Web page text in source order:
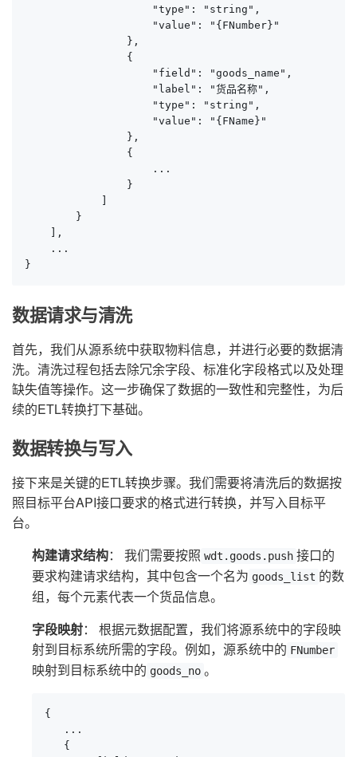
                    "type": "string",
                    "value": "{FNumber}"
                },
                {
                    "field": "goods_name",
                    "label": "货品名称",
                    "type": "string",
                    "value": "{FName}"
                },
                {
                    ...
                }
            ]
        }
    ],
    ...
}
数据请求与清洗
首先，我们从源系统中获取物料信息，并进行必要的数据清
洗。清洗过程包括去除冗余字段、标准化字段格式以及处理
缺失值等操作。这一步确保了数据的一致性和完整性，为后
续的ETL转换打下基础。
数据转换与写入
接下来是关键的ETL转换步骤。我们需要将清洗后的数据按
照目标平台API接口要求的格式进行转换，并写入目标平
台。
构建请求结构： 我们需要按照 wdt.goods.push 接口的
要求构建请求结构，其中包含一个名为 goods_list 的数
组，每个元素代表一个货品信息。
字段映射： 根据元数据配置，我们将源系统中的字段映
射到目标系统所需的字段。例如，源系统中的 FNumber
映射到目标系统中的 goods_no 。
{
   ...
   {